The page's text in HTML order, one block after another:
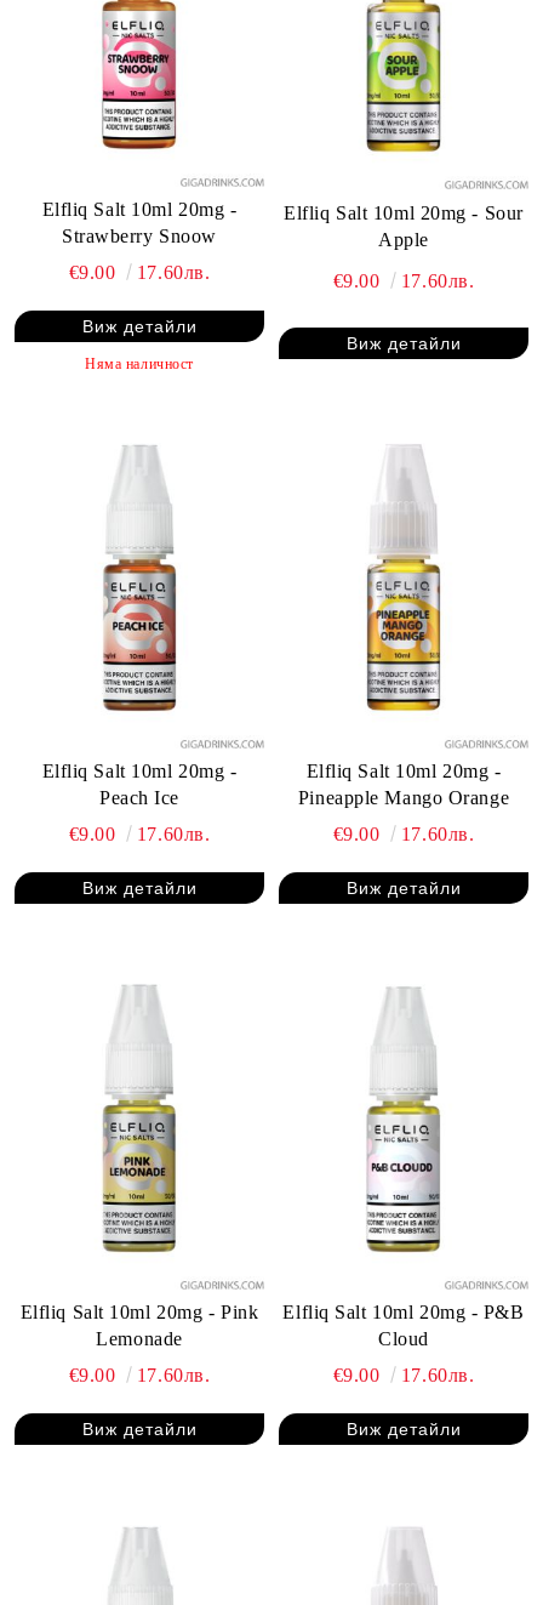
Elfliq Salt 10ml 20mg -
Strawberry Snoow
€9.00
17.60лв.
Виж детайли
Няма наличност
Elfliq Salt 10ml 20mg - Sour
Apple
€9.00
17.60лв.
Виж детайли
Elfliq Salt 10ml 20mg -
Peach Ice
€9.00
17.60лв.
Виж детайли
Elfliq Salt 10ml 20mg -
Pineapple Mango Orange
€9.00
17.60лв.
Виж детайли
Elfliq Salt 10ml 20mg - Pink
Lemonade
€9.00
17.60лв.
Виж детайли
Elfliq Salt 10ml 20mg - P&B
Cloud
€9.00
17.60лв.
Виж детайли